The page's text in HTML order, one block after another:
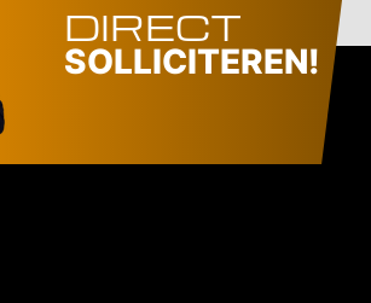
DIRECT
SOLLICITEREN!